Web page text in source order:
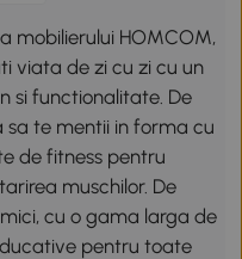
mobilierului HOMCOM,
viata de zi cu zi cu un
si functionalitate. De
te mentii in forma cu
de fitness pentru
muschilor. De
cu o gama larga de
pentru toate